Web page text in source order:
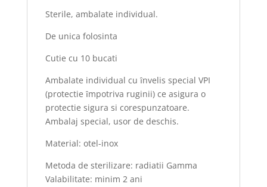
Sterile, ambalate individual.
De unica folosinta
Cutie cu 10 bucati
Ambalate individual cu ȋnvelis special VPI
(protectie ȋmpotriva ruginii) ce asigura o
protectie sigura si corespunzatoare.
Ambalaj special, usor de deschis.
Material: otel-inox
Metoda de sterilizare: radiatii Gamma
Valabilitate: minim 2 ani